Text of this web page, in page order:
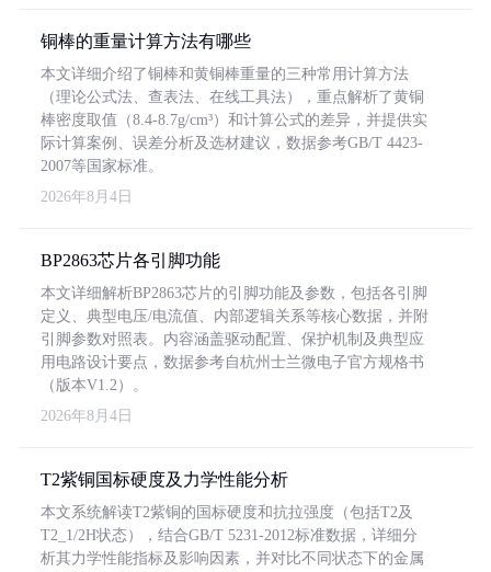
铜棒的重量计算方法有哪些
本文详细介绍了铜棒和黄铜棒重量的三种常用计算方法
（理论公式法、查表法、在线工具法），重点解析了黄铜
棒密度取值（8.4-8.7g/cm³）和计算公式的差异，并提供实
际计算案例、误差分析及选材建议，数据参考GB/T 4423-
2007等国家标准。
2026年8月4日
BP2863芯片各引脚功能
本文详细解析BP2863芯片的引脚功能及参数，包括各引脚
定义、典型电压/电流值、内部逻辑关系等核心数据，并附
引脚参数对照表。内容涵盖驱动配置、保护机制及典型应
用电路设计要点，数据参考自杭州士兰微电子官方规格书
（版本V1.2）。
2026年8月4日
T2紫铜国标硬度及力学性能分析
本文系统解读T2紫铜的国标硬度和抗拉强度（包括T2及
T2_1/2H状态），结合GB/T 5231-2012标准数据，详细分
析其力学性能指标及影响因素，并对比不同状态下的金属